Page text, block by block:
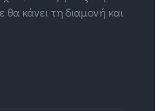
θα κάνει τη διαμονή και